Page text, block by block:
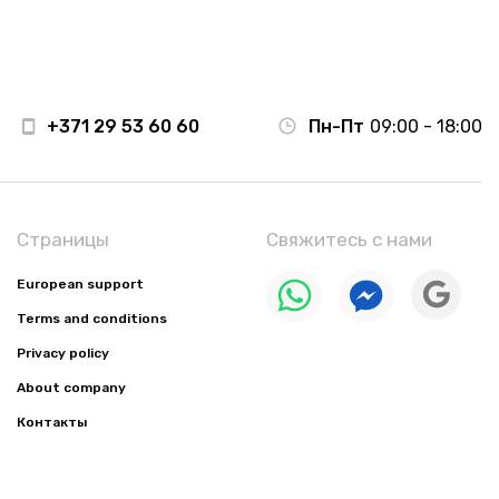
+371 29 53 60 60 Пн-Пт 09:00 - 18:00
Страницы
European support
Terms and conditions
Privacy policy
About company
Контакты
Свяжитесь с нами